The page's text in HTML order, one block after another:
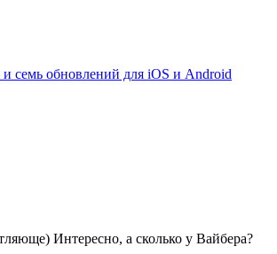
и семь обновлений для iOS и Android
Интересно, а сколько у Вайбера?